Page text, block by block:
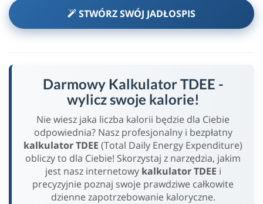
STWÓRZ SWÓJ JADŁOSPIS
Darmowy Kalkulator TDEE -
wylicz swoje kalorie!
Nie wiesz jaka liczba kalorii będzie dla Ciebie
odpowiednia? Nasz profesjonalny i bezpłatny
kalkulator TDEE (Total Daily Energy Expenditure)
obliczy to dla Ciebie! Skorzystaj z narzędzia, jakim
jest nasz internetowy kalkulator TDEE i
precyzyjnie poznaj swoje prawdziwe całkowite
dzienne zapotrzebowanie kaloryczne.